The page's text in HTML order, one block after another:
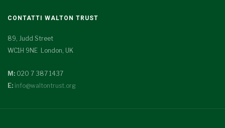
CONTATTI WALTON TRUST
89, Judd Street
WC1H 9NE London, UK
M: 020 7 387 1437
E: info@waltontrust.org